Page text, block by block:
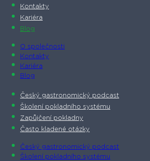
Kontakty
Kariéra
Blog
O společnosti​
Kontakty
Kariéra
Blog
Český gastronomický podcast​
Školení pokladního systému
Zapůjčení pokladny
Často kladené otázky
Český gastronomický podcast​
Školení pokladního systému